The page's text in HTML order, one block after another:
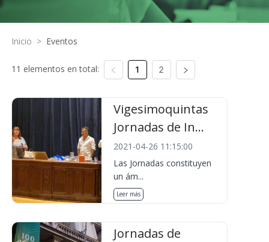
Inicio > Eventos
11 elementos en total: 1 2
Vigesimoquintas
Jornadas de In...
2021-04-26 11:15:00
Las Jornadas constituyen
un ám...
Leer más
Jornadas de